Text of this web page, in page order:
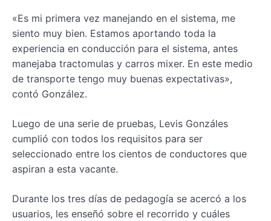
«Es mi primera vez manejando en el sistema, me
siento muy bien. Estamos aportando toda la
experiencia en conducción para el sistema, antes
manejaba tractomulas y carros mixer. En este medio
de transporte tengo muy buenas expectativas»,
contó González.
Luego de una serie de pruebas, Levis Gonzáles
cumplió con todos los requisitos para ser
seleccionado entre los cientos de conductores que
aspiran a esta vacante.
Durante los tres días de pedagogía se acercó a los
usuarios, les enseñó sobre el recorrido y cuáles